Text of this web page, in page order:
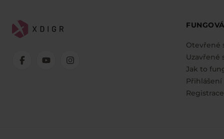
Otevřené
Uzavřené
Jak to
Přihlášení
Registrace